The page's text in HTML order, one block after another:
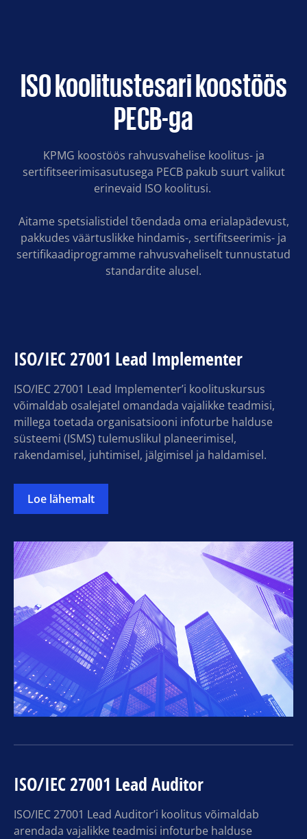
Meist
Kontakt
Est Eng
ISO koolitustesari koostöös
PECB-ga
KPMG koostöös rahvusvahelise koolitus- ja
sertifitseerimisasutusega PECB pakub suurt valikut
erinevaid ISO koolitusi.
Aitame spetsialistidel tõendada oma erialapädevust,
pakkudes väärtuslikke hindamis-, sertifitseerimis- ja
sertifikaadiprogramme rahvusvaheliselt tunnustatud
standardite alusel.
ISO/IEC 27001 Lead Implementer
ISO/IEC 27001 Lead Implementer’i koolituskursus
võimaldab osalejatel omandada vajalikke teadmisi,
millega toetada organisatsiooni infoturbe halduse
süsteemi (ISMS) tulemuslikul planeerimisel,
rakendamisel, juhtimisel, jälgimisel ja haldamisel.
Loe lähemalt
ISO/IEC 27001 Lead Auditor
ISO/IEC 27001 Lead Auditor’i koolitus võimaldab
arendada vajalikke teadmisi infoturbe halduse